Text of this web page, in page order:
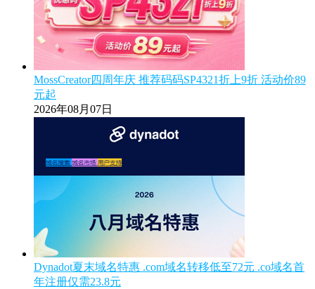
MossCreator四周年庆 推荐码码SP4321折上9折 活动价89
元起
2026年08月07日
Dynadot夏末域名特惠 .com域名转移低至72元 .co域名首
年注册仅需23.8元